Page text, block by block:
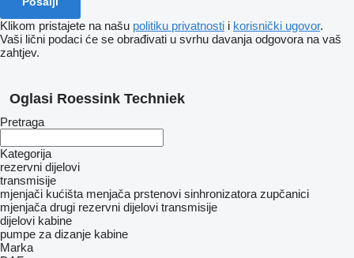
Klikom pristajete na našu politiku privatnosti i korisnički ugovor.
Vaši lični podaci će se obrađivati ​​u svrhu davanja odgovora na vaš
zahtjev.
Oglasi Roessink Techniek
Pretraga
Kategorija
rezervni dijelovi
transmisije
mjenjači kućišta menjača prstenovi sinhronizatora zupčanici
mjenjača drugi rezervni dijelovi transmisije
dijelovi kabine
pumpe za dizanje kabine
Marka